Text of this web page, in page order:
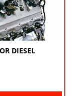
DIESEL